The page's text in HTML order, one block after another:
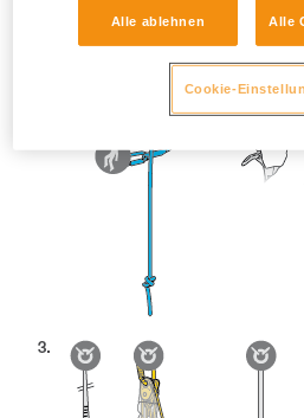
Alle ablehnen Alle
Cookie-